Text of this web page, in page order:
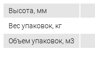
Высота, мм
Вес упаковок, кг
Объем упаковок, м3